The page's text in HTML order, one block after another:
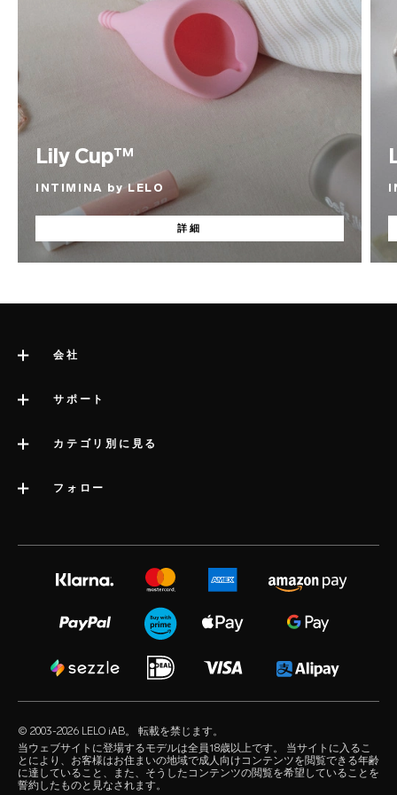
Lily Cup™
INTIMINA by LELO
詳細
会社
LELOについて
業界賞
プライバシーポリシー
cookieポリシー
サポート
サポートへのお問い合わせ
satisfaction guarantee
よくある質問（一般）
よくある質問（配送）
よくある質問（製品）
environmental labels
投稿する
カテゴリ別に見る
カテゴリー
男性用アダルトグッズ
カップル向けアダルトグッズ
高級大人のおもちゃ
アダルトアクセサリー
コンドーム
フォロー
facebook
audio erotica
© 2003-2026 LELO iAB。 転載を禁じます。
当ウェブサイトに登場するモデルは全員18歳以上です。 当サイトに入るこ
とにより、お客様はお住まいの地域で成人向けコンテンツを閲覧できる年齢
に達していること、また、そうしたコンテンツの閲覧を希望していることを
誓約したものと見なされます。